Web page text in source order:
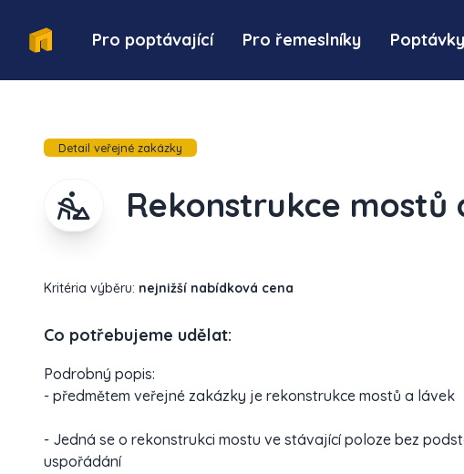
Pro poptávající Pro řemeslníky Poptávky
Detail veřejné zakázky
Rekonstrukce mostů
Kritéria výběru: nejnižší nabídková cena
Co potřebujeme udělat:
Podrobný popis:
- předmětem veřejné zakázky je rekonstrukce mostů a lávek
- Jedná se o rekonstrukci mostu ve stávající poloze bez
uspořádání